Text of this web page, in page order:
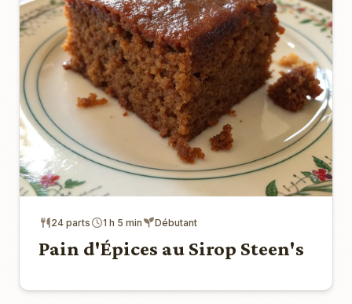
24 parts 1 h 5 min Débutant
Pain d'Épices au Sirop Steen's